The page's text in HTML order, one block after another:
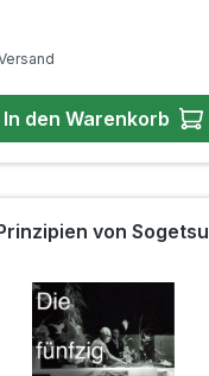
In den Warenkorb
von Sogetsu